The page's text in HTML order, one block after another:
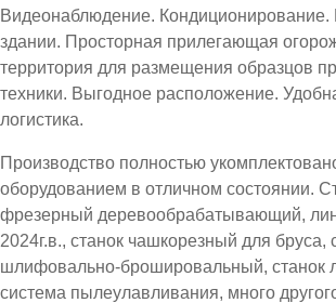
Видеонаблюдение. Кондиционирование.
здании. Просторная прилегающая
территория для размещения образцов
техники. Выгодное расположение.
логистика.
Производство полностью
оборудованием в отличном состоянии.
фрезерный деревообрабатывающий,
2024г.в., станок чашкорезный для бруса,
шлифовально-брошировальный, станок
система пылеулавливания, много